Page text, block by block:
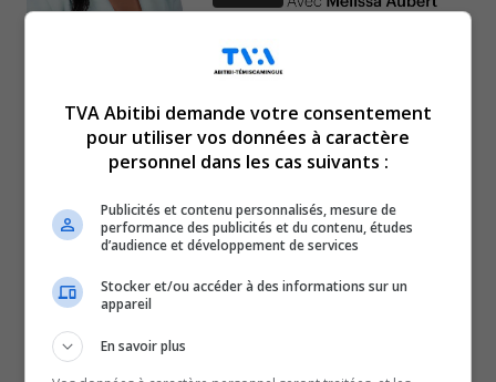
Voici l’actualité de l’Abitibi-Témiscamingue.
Le TVA 12 h 13 et le TVA 17 h 58 sont des rendez-vous
incontournables pour connaître tout de l’actualité
régionale. Avec un bulletin de 12 minutes sur l’heure du
pour faire un tour d’horizon complet de ce qui a marqué
TVA Abitibi demande votre consentement
pour utiliser vos données à caractère
personnel dans les cas suivants :
Publicités et contenu personnalisés, mesure de
performance des publicités et du contenu, études
d’audience et développement de services
Stocker et/ou accéder à des informations sur un
appareil
En savoir plus